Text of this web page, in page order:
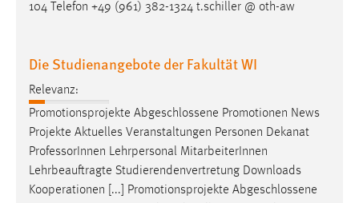
104 Telefon +49 (961) 382-1324 t.schiller @ oth-aw
Die Studienangebote der Fakultät WI
Relevanz:
Promotionsprojekte Abgeschlossene Promotionen News
Projekte Aktuelles Veranstaltungen Personen Dekanat
Professor Innen Lehrpersonal MitarbeiterInnen
Lehrbeauftragte Studierendenvertretung Downloads
Kooperationen [...] Promotionsprojekte Abgeschlossene
verwendet, um personalisierte Werbung anzuzeigen.
hinweg verfolgen.
Google Ads
Name:
_gcl_au